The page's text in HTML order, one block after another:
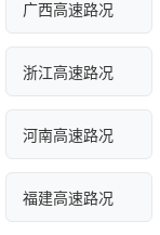
广西高速路况
浙江高速路况
河南高速路况
福建高速路况